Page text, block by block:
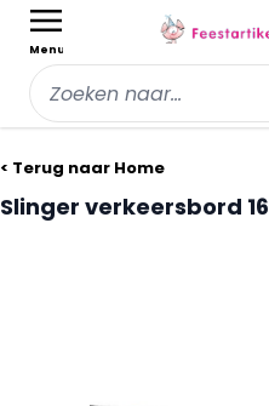
Menu
< Terug naar Home
Slinger verkeersbord 16